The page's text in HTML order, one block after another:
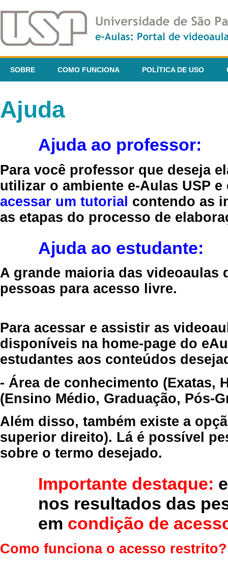
SOBRE COMO FUNCIONA POLÍTICA DE USO
Ajuda
Ajuda ao professor:
Para você professor que deseja
utilizar o ambiente e-Aulas USP
acessar um tutorial contendo as
as etapas do processo de
Ajuda ao estudante:
A grande maioria das videoaulas
pessoas para acesso livre.
Para acessar e assistir as
disponíveis na home-page do
estudantes aos conteúdos
- Área de conhecimento (Exatas,
(Ensino Médio, Graduação, Pós-
Além disso, também existe a
superior direito). Lá é possível
sobre o termo desejado.
Importante destaque:
nos resultados das
em condição de
Como funciona o acesso restrito?